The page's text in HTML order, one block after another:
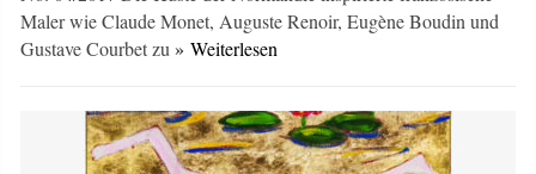
Maler wie Claude Monet, Auguste Renoir, Eugène Boudin und
Gustave Courbet zu» Weiterlesen